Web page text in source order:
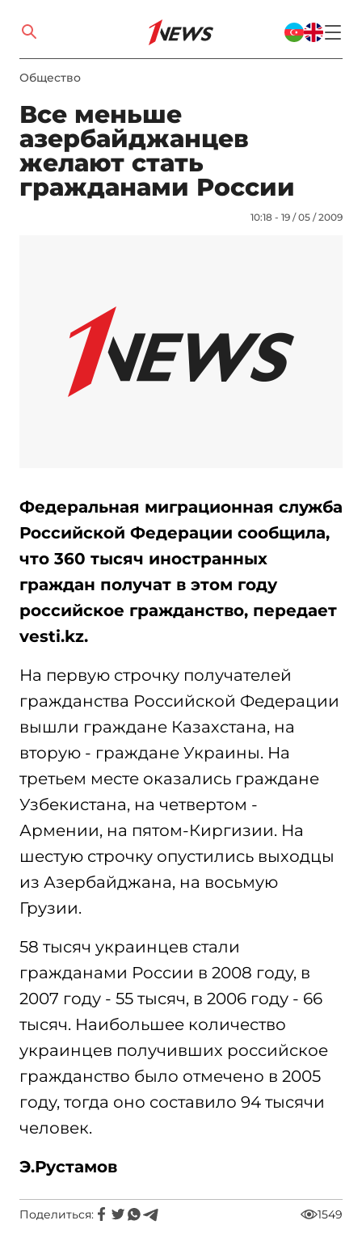
Общество
Все меньше
азербайджанцев
желают стать
гражданами России
10:18 - 19 / 05 / 2009
Федеральная миграционная служба
Российской Федерации сообщила,
что 360 тысяч иностранных
граждан получат в этом году
российское гражданство, передает
vesti.kz.
На первую строчку получателей
гражданства Российской Федерации
вышли граждане Казахстана, на
вторую - граждане Украины. На
третьем месте оказались граждане
Узбекистана, на четвертом -
Армении, на пятом-Киргизии. На
шестую строчку опустились выходцы
из Азербайджана, на восьмую
Грузии.
58 тысяч украинцев стали
гражданами России в 2008 году, в
2007 году - 55 тысяч, в 2006 году - 66
тысяч. Наибольшее количество
украинцев получивших российское
гражданство было отмечено в 2005
году, тогда оно составило 94 тысячи
человек.
Э.Рустамов
Поделиться: 1549